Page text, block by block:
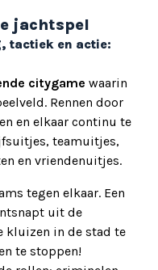
jachtspel
tactiek en actie:
citygame waarin
Rennen door
en elkaar continu te
teamuitjes,
en vriendenuitjes.
tegen elkaar. Een
uit de
kluizen in de stad te
te stoppen!
Harderwijk,
Nijmegen,
Delfzijl,
Lauwersoog,
Pekela,
Noordlaren,
Oostwold, Oss,
Winschoten,
Roermond,
Halsteren,
Alkmaar,
Egmond aan Zee,
Hoorn,